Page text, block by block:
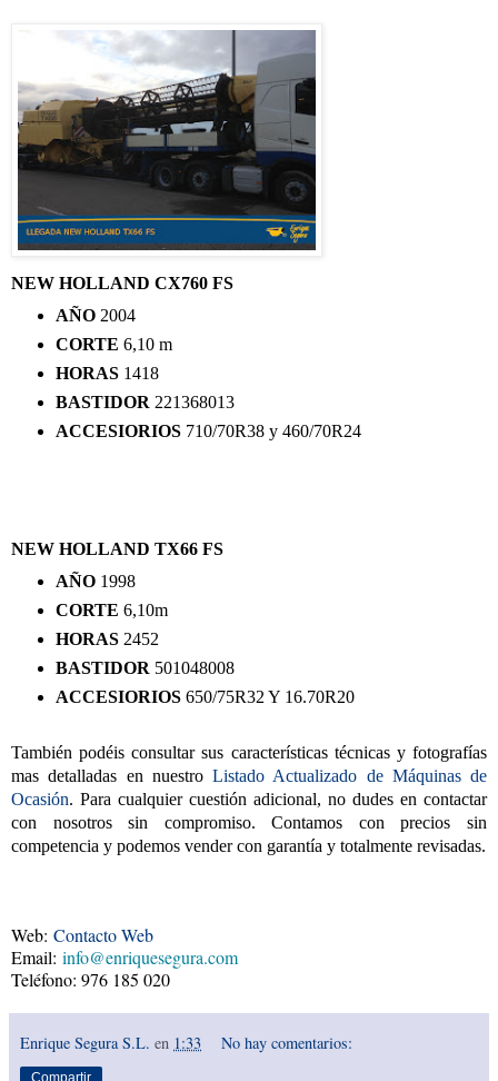
NEW HOLLAND CX760 FS
AÑO 2004
CORTE 6,10 m
HORAS 1418
BASTIDOR 221368013
ACCESIORIOS 710/70R38 y 460/70R24
NEW HOLLAND TX66 FS
AÑO 1998
CORTE 6,10m
HORAS 2452
BASTIDOR 501048008
ACCESIORIOS 650/75R32 Y 16.70R20
También podéis consultar sus características técnicas y fotografías
mas detalladas en nuestro Listado Actualizado de Máquinas de
Ocasión. Para cualquier cuestión adicional, no dudes en contactar
con nosotros sin compromiso. Contamos con precios sin
competencia y podemos vender con garantía y totalmente revisadas.
Web: Contacto Web
Email: info@enriquesegura.com
Teléfono: 976 185 020
Enrique Segura S.L. en 1:33 No hay comentarios:
Compartir